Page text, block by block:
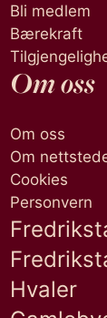
Bli medlem
Bærekraft
Om oss
Om oss
Om
Cookies
Personvern
Hvaler